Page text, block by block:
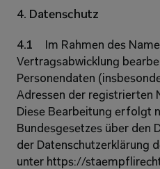
4. Datenschutz
4.1
Im Rahmen des
Vertragsabwicklung
Personendaten
Adressen der registrierten
Diese Bearbeitung erfolgt
Bundesgesetzes über den
der Datenschutzerklärung
unter https://